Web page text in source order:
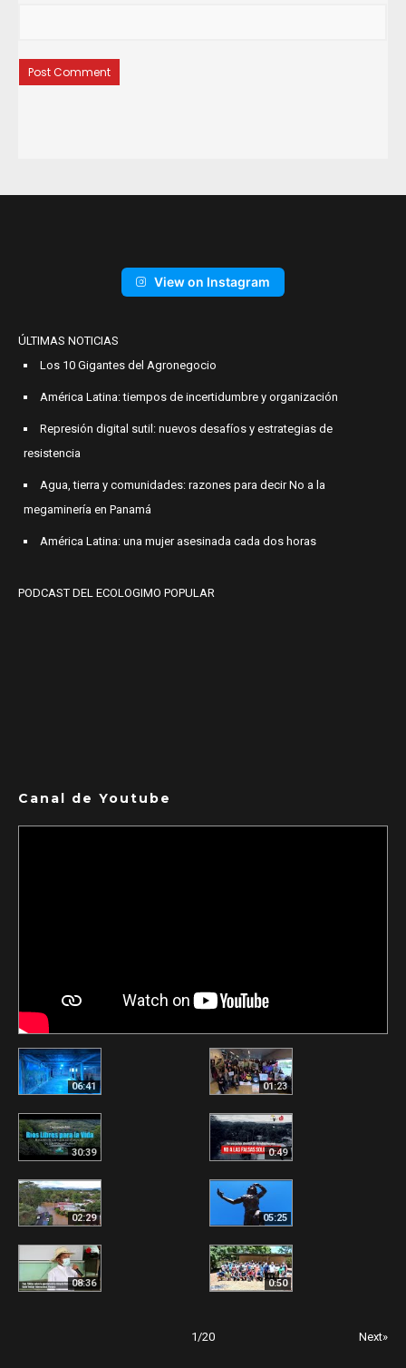
View on Instagram
ÚLTIMAS NOTICIAS
Los 10 Gigantes del Agronegocio
América Latina: tiempos de incertidumbre y organización
Represión digital sutil: nuevos desafíos y estrategias de
resistencia
Agua, tierra y comunidades: razones para decir No a la
megaminería en Panamá
América Latina: una mujer asesinada cada dos horas
PODCAST DEL ECOLOGIMO POPULAR
Canal de Youtube
06:41 01:23
30:39 0:49
02:29 05:25
08:36 0:50
1/20 Next»